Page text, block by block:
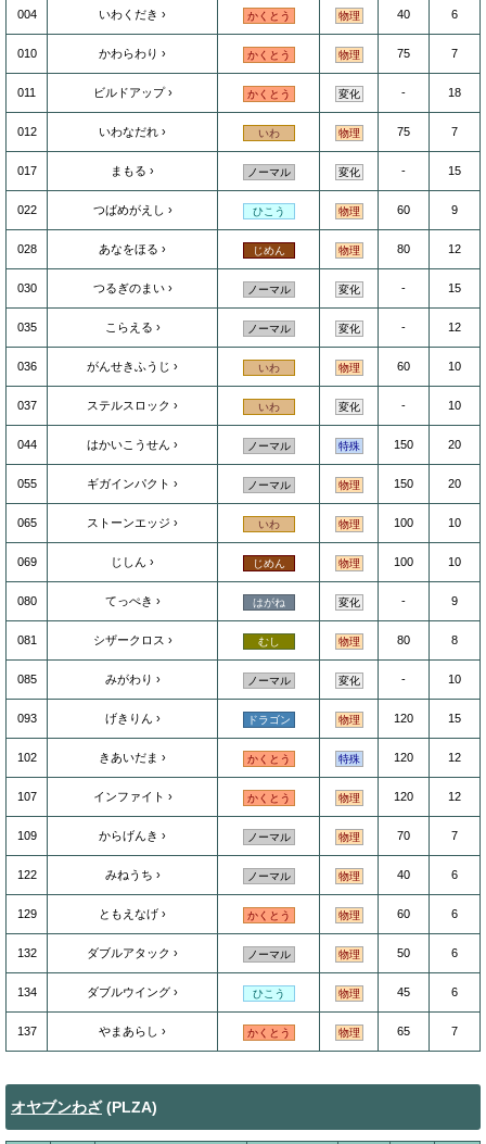
004 いわくだき かくとう 物理 40 6
010 かわらわり かくとう 物理 75 7
011 ビルドアップ かくとう 変化 - 18
012 いわなだれ いわ 物理 75 7
017 まもる ノーマル 変化 - 15
022 つばめがえし ひこう 物理 60 9
028 あなをほる じめん 物理 80 12
030 つるぎのまい ノーマル 変化 - 15
035 こらえる ノーマル 変化 - 12
036 がんせきふうじ いわ 物理 60 10
037 ステルスロック いわ 変化 - 10
044 はかいこうせん ノーマル 特殊 150 20
055 ギガインパクト ノーマル 物理 150 20
065 ストーンエッジ いわ 物理 100 10
069 じしん じめん 物理 100 10
080 てっぺき はがね 変化 - 9
081 シザークロス むし 物理 80 8
085 みがわり ノーマル 変化 - 10
093 げきりん ドラゴン 物理 120 15
102 きあいだま かくとう 特殊 120 12
107 インファイト かくとう 物理 120 12
109 からげんき ノーマル 物理 70 7
122 みねうち ノーマル 物理 40 6
129 ともえなげ かくとう 物理 60 6
132 ダブルアタック ノーマル 物理 50 6
134 ダブルウイング ひこう 物理 45 6
137 やまあらし かくとう 物理 65 7
オヤブンわざ(PLZA)